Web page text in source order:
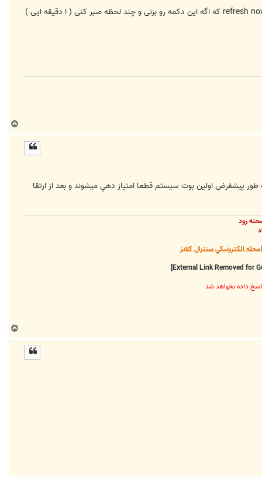
salo خان اونجایی که نوشتی ببین نامرد به سوپر کامپیوتر من چه نمره ای داده در این قسمت یه دکمه ای هست که نوشته refresh now که اگه این دکمه رو بزنی و چند لحظه صبر کنی ( ا دقیقه ایی )
ا
پيشفرض اولين بوت سيستم قطعا امتياز دهي ميشوند و بعد از ارتقا
رود
مجله الکترونيکي سنترال کلابز
ا